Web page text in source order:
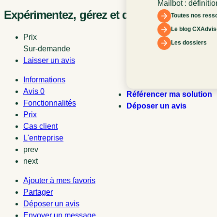
Mailbot :
fonctionnement
l’expérience
Toutes nos
Le blog
Les dossiers
Référencer ma solution
Déposer un avis
Expérimentez, gérez et déployez vos
Prix
Sur-demande
Laisser un avis
Informations
Avis 0
Fonctionnalités
Prix
Cas client
L'entreprise
prev
next
Ajouter à mes favoris
Partager
Déposer un avis
Envoyer un message